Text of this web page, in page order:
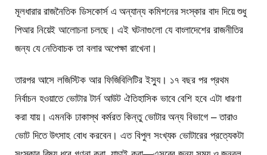
মূলধারার রাজনৈতিক ডিসকোর্স এ অন্যান্য কমিশনের সংস্কার বাদ দিয়ে শুধু
পিআর নিয়েই আলোচনা চলছে। এই ঘটনাগুলো যে বাংলাদেশের রাজনীতির
জন্য যে নেতিবাচক তা বলার অপেক্ষা রাখেনা।
তারপর আসে লজিস্টিক আর ফিজিবিলিটির ইস্যু। ১৭ বছর পর প্রথম
নির্বাচন হওয়াতে ভোটার টার্ন আউট ঐতিহাসিক ভাবে বেশি হবে এটা ধারণা
করা যায়। এমনকি ঢাকাস্থ কর্মরত কিন্তু ভোটার অন্য বিভাগে – তারাও
ভোট দিতে উৎসাহ বোধ করবেন। এত বিপুল সংখ্যক ভোটারের প্রত্যেকটা